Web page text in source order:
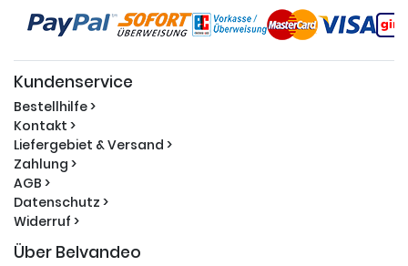
Kundenservice
Bestellhilfe >
Kontakt >
Liefergebiet & Versand >
Zahlung >
AGB >
Datenschutz >
Widerruf >
Über Belvandeo